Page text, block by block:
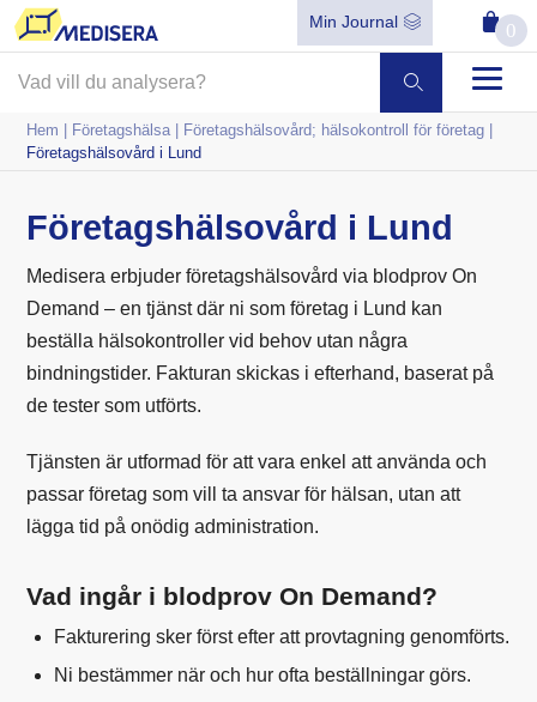
Min Journal 0
Hem | Företagshälsa | Företagshälsovård; hälsokontroll för företag |
Företagshälsovård i Lund
Företagshälsovård i Lund
Medisera erbjuder företagshälsovård via blodprov On
Demand – en tjänst där ni som företag i Lund kan
beställa hälsokontroller vid behov utan några
bindningstider. Fakturan skickas i efterhand, baserat på
de tester som utförts.
Tjänsten är utformad för att vara enkel att använda och
passar företag som vill ta ansvar för hälsan, utan att
lägga tid på onödig administration.
Vad ingår i blodprov On Demand?
Fakturering sker först efter att provtagning genomförts.
Ni bestämmer när och hur ofta beställningar görs.